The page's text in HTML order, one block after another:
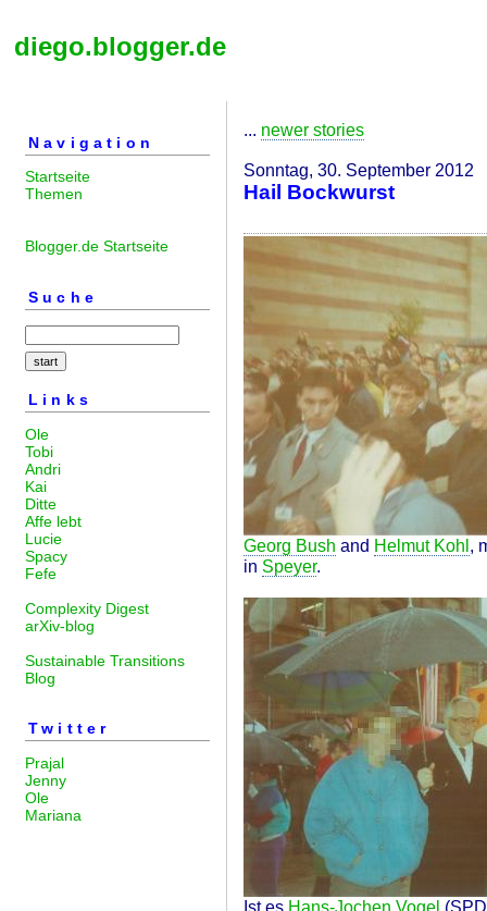
diego.blogger.de
Navigation
Startseite
Themen
Blogger.de Startseite
Suche
Links
Ole
Tobi
Andri
Kai
Ditte
Affe lebt
Lucie
Spacy
Fefe
Complexity Digest
arXiv-blog
Sustainable Transitions
Blog
Twitter
Prajal
Jenny
Ole
Mariana
... newer stories
Sonntag, 30. September 2012
Hail Bockwurst
Georg Bush and Helmut Kohl,
in Speyer.
Ist es Hans-Jochen Vogel